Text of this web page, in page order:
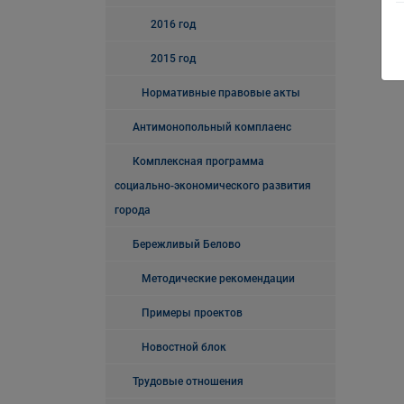
2016 год
2015 год
Нормативные правовые акты
Антимонопольный комплаенс
Комплексная программа
социально-экономического развития
города
Бережливый Белово
Методические рекомендации
Примеры проектов
Новостной блок
Трудовые отношения